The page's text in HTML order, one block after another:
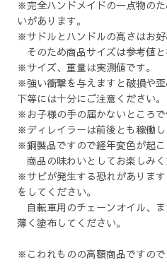
※完全ハンドメイドの一点物の
いがあります。
※サドルとハンドルの高さはお好
そのため商品サイズは参考値と
※サイズ、重量は実測値です。
※強い衝撃を与えますと破損や
下等には十分にご注意ください。
※お子様の手の届かないところで
※ディレイラーは前後とも稼働し
※銅製品ですので経年変色が起こ
商品の味わいとしてお楽しみく
※サビが発生する恐れがありま
をしてください。
自転車用のチェーンオイル、
薄く塗布してください。
※こわれものの高額商品ですの